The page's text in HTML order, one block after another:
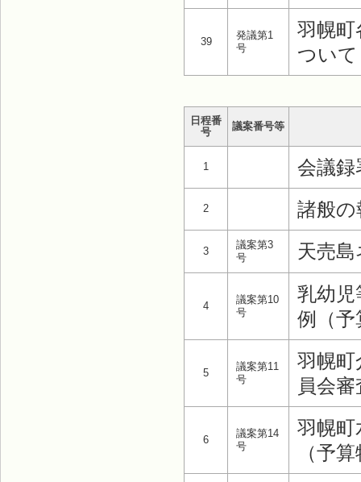
39
発議第1
号
羽幌町
ついて
日程番
号
議案番号等
1 会議録
2 諸般の
3
議案第3
号
天売
4
議案第10
号
乳幼
例（予
5
議案第11
号
羽幌町
員会
6
議案第14
号
羽幌町
（予